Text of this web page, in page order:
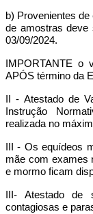
b) Provenientes
de amostras deve
03/09/2024.
IMPORTANTE o
APÓS término da
II - Atestado de
Instrução
realizada no
III - Os equídeos
mãe com exames
e mormo ficam
III- Atestado de
contagiosas e